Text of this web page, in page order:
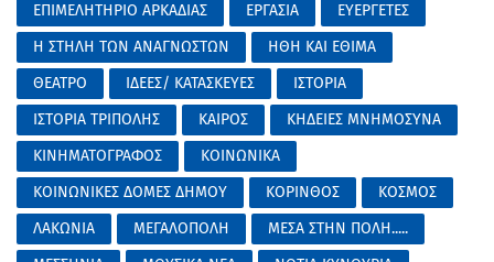
ΕΠΙΜΕΛΗΤΗΡΙΟ ΑΡΚΑΔΙΑΣ
ΕΡΓΑΣΙΑ
ΕΥΕΡΓΕΤΕΣ
Η ΣΤΗΛΗ ΤΩΝ ΑΝΑΓΝΩΣΤΩΝ
ΗΘΗ ΚΑΙ ΕΘΙΜΑ
ΘΕΑΤΡΟ
ΙΔΕΕΣ/ ΚΑΤΑΣΚΕΥΕΣ
ΙΣΤΟΡΙΑ
ΙΣΤΟΡΙΑ ΤΡΙΠΟΛΗΣ
ΚΑΙΡΟΣ
ΚΗΔΕΙΕΣ ΜΝΗΜΟΣΥΝΑ
ΚΙΝΗΜΑΤΟΓΡΑΦΟΣ
ΚΟΙΝΩΝΙΚΑ
ΚΟΙΝΩΝΙΚΕΣ ΔΟΜΕΣ ΔΗΜΟΥ
ΚΟΡΙΝΘΟΣ
ΚΟΣΜΟΣ
ΛΑΚΩΝΙΑ
ΜΕΓΑΛΟΠΟΛΗ
ΜΕΣΑ ΣΤΗΝ ΠΟΛΗ.....